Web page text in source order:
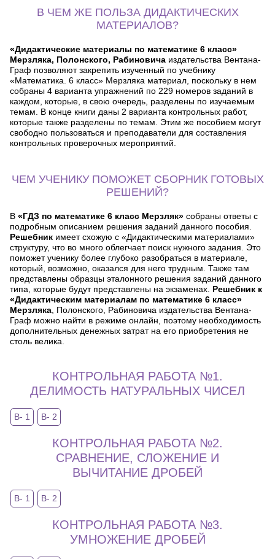
В ЧЕМ ЖЕ ПОЛЬЗА ДИДАКТИЧЕСКИХ
МАТЕРИАЛОВ?
«Дидактические материалы по математике 6 класс»
Мерзляка, Полонского, Рабиновича издательства Вентана-
Граф позволяют закрепить изученный по учебнику
«Математика. 6 класс» Мерзляка материал, поскольку в нем
собраны 4 варианта упражнений по 229 номеров заданий в
каждом, которые, в свою очередь, разделены по изучаемым
темам. В конце книги даны 2 варианта контрольных работ,
которые также разделены по темам. Этим же пособием могут
свободно пользоваться и преподаватели для составления
контрольных проверочных мероприятий.
ЧЕМ УЧЕНИКУ ПОМОЖЕТ СБОРНИК ГОТОВЫХ
РЕШЕНИЙ?
В «ГДЗ по математике 6 класс Мерзляк» собраны ответы с
подробным описанием решения заданий данного пособия.
Решебник имеет схожую с «Дидактическими материалами»
структуру, что во много облегчает поиск нужного задания. Это
поможет ученику более глубоко разобраться в материале,
который, возможно, оказался для него трудным. Также там
представлены образцы эталонного решения заданий данного
типа, которые будут представлены на экзаменах. Решебник к
«Дидактическим материалам по математике 6 класс»
Мерзляка , Полонского, Рабиновича издательства Вентана-
Граф можно найти в режиме онлайн, поэтому необходимость
дополнительных денежных затрат на его приобретения не
столь велика.
КОНТРОЛЬНАЯ РАБОТА №1.
ДЕЛИМОСТЬ НАТУРАЛЬНЫХ ЧИСЕЛ
В- 1 В- 2
КОНТРОЛЬНАЯ РАБОТА №2.
СРАВНЕНИЕ, СЛОЖЕНИЕ И
ВЫЧИТАНИЕ ДРОБЕЙ
В- 1 В- 2
КОНТРОЛЬНАЯ РАБОТА №3.
УМНОЖЕНИЕ ДРОБЕЙ